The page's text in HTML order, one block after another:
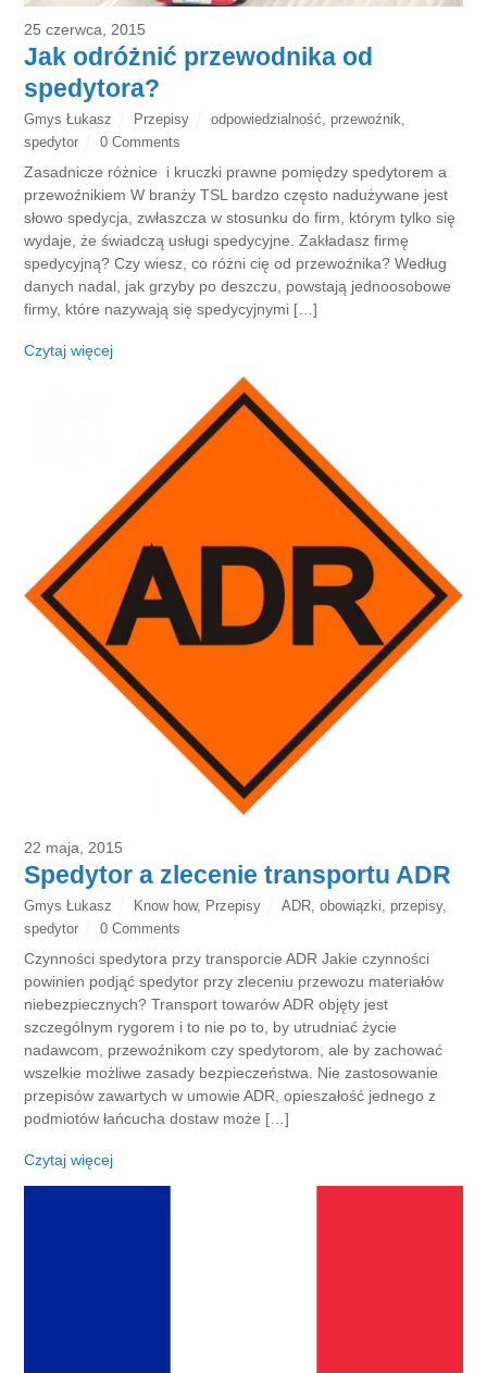
25 czerwca, 2015
Jak odróżnić przewodnika od
spedytora?
Gmys Łukasz Przepisy odpowiedzialność przewoźnik
spedytor
0 Comments
Zasadnicze różnice i kruczki prawne pomiędzy spedytorem a
przewoźnikiem W branży TSL bardzo często nadużywane jest
słowo spedycja, zwłaszcza w stosunku do firm, którym tylko się
wydaje, że świadczą usługi spedycyjne. Zakładasz firmę
spedycyjną? Czy wiesz, co różni cię od przewoźnika? Według
danych nadal, jak grzyby po deszczu, powstają jednoosobowe
firmy, które nazywają się spedycyjnymi […]
Czytaj więcej
22 maja, 2015
Spedytor a zlecenie transportu ADR
Gmys Łukasz Know how, Przepisy ADR, obowiązki, przepisy,
spedytor
0 Comments
Czynności spedytora przy transporcie ADR Jakie czynności
powinien podjąć spedytor przy zleceniu przewozu materiałów
niebezpiecznych? Transport towarów ADR objęty jest
szczególnym rygorem i to nie po to, by utrudniać życie
nadawcom, przewoźnikom czy spedytorom, ale by zachować
wszelkie możliwe zasady bezpieczeństwa. Nie zastosowanie
przepisów zawartych w umowie ADR, opieszałość jednego z
podmiotów łańcucha dostaw może […]
Czytaj więcej